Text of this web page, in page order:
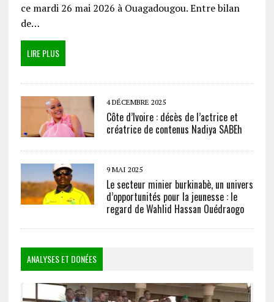
ce mardi 26 mai 2026 à Ouagadougou. Entre bilan
de…
LIRE PLUS
4 DÉCEMBRE 2025
Côte d’Ivoire : décès de l’actrice et
créatrice de contenus Nadiya SABEh
9 MAI 2025
Le secteur minier burkinabè, un univers
d’opportunités pour la jeunesse : le
regard de Wahlid Hassan Ouédraogo
ANALYSES ET DONÉES